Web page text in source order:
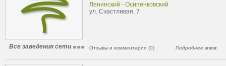
Ленинский - Осипенковский
ул. Счастливая, 7
Все заведения сети Отзывы и комментарии (0) Подробнее